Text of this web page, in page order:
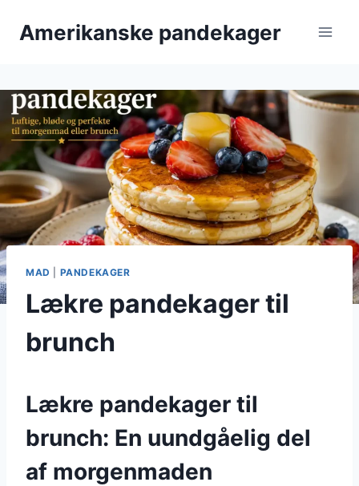
Amerikanske pandekager
MAD PANDEKAGER
Lækre pandekager til
brunch
Lækre pandekager til
brunch: En uundgåelig del
af morgenmaden